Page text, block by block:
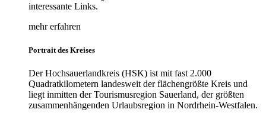
interessante Links.
mehr erfahren
Portrait des Kreises
Der Hochsauerlandkreis (HSK) ist mit fast 2.000
Quadratkilometern landesweit der flächengrößte Kreis und
liegt inmitten der Tourismusregion Sauerland, der größten
zusammenhängenden Urlaubsregion in Nordrhein-Westfalen.